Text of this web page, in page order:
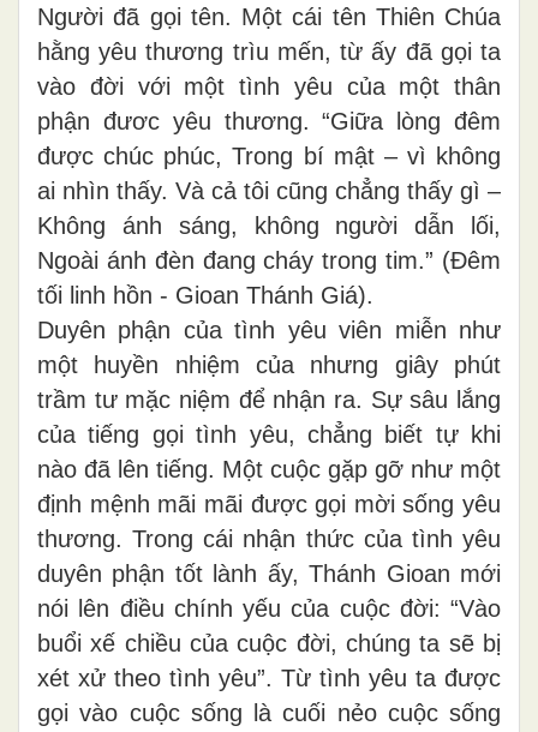
Người đã gọi tên. Một cái tên Thiên Chúa
hằng yêu thương trìu mến, từ ấy đã gọi ta
vào đời với một tình yêu của một thân
phận đươc yêu thương. “Giữa lòng đêm
được chúc phúc, Trong bí mật – vì không
ai nhìn thấy. Và cả tôi cũng chẳng thấy gì –
Không ánh sáng, không người dẫn lối,
Ngoài ánh đèn đang cháy trong tim.” (Đêm
tối linh hồn - Gioan Thánh Giá).
Duyên phận của tình yêu viên miễn như
một huyền nhiệm của nhưng giây phút
trầm tư mặc niệm để nhận ra. Sự sâu lắng
của tiếng gọi tình yêu, chẳng biết tự khi
nào đã lên tiếng. Một cuộc gặp gỡ như một
định mệnh mãi mãi được gọi mời sống yêu
thương. Trong cái nhận thức của tình yêu
duyên phận tốt lành ấy, Thánh Gioan mới
nói lên điều chính yếu của cuộc đời: “Vào
buổi xế chiều của cuộc đời, chúng ta sẽ bị
xét xử theo tình yêu”. Từ tình yêu ta được
gọi vào cuộc sống là cuối nẻo cuộc sống